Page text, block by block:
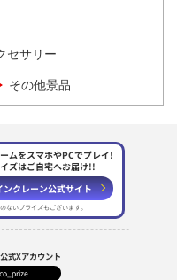
セサリー
その他景品
ムをスマホやPCでプレイ!
ズはご自宅へお届け!!
ンクレーン公式サイト
ないプライズもございます。
公式Xアカウント